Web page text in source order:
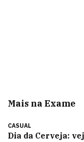
Mais na Exame
CASUAL
Dia da Cerveja: